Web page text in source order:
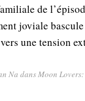
de
joviale bascule
une tension
Na dans Moon